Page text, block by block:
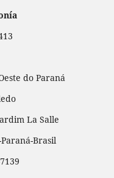
do Paraná
La Salle
Brasil